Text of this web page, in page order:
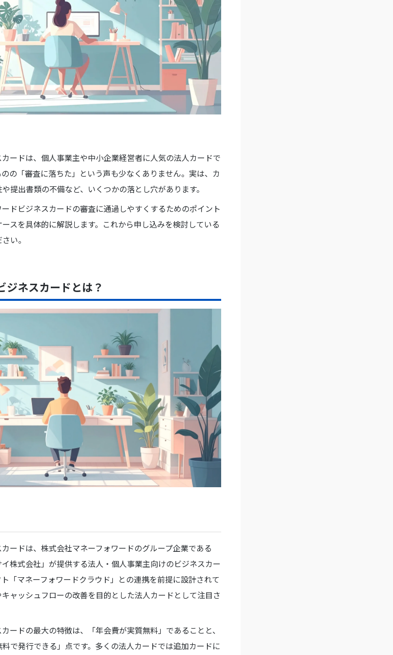
ードは、個人事業主や中小企業経営者に人気の法人カードで
の「審査に落ちた」という声も少なくありません。実は、カ
提出書類の不備など、いくつかの落とし穴があります。
ドビジネスカードの審査に通過しやすくするためのポイント
スを具体的に解説します。これから申し込みを検討している
い。
ジネスカードとは？
ードは、株式会社マネーフォワードのグループ企業である
イ株式会社」が提供する法人・個人事業主向けのビジネスカー
「マネーフォワードクラウド」との連携を前提に設計されて
ャッシュフローの改善を目的とした法人カードとして注目さ
ードの最大の特徴は、「年会費が実質無料」であることと、
料で発行できる」点です。多くの法人カードでは追加カードに